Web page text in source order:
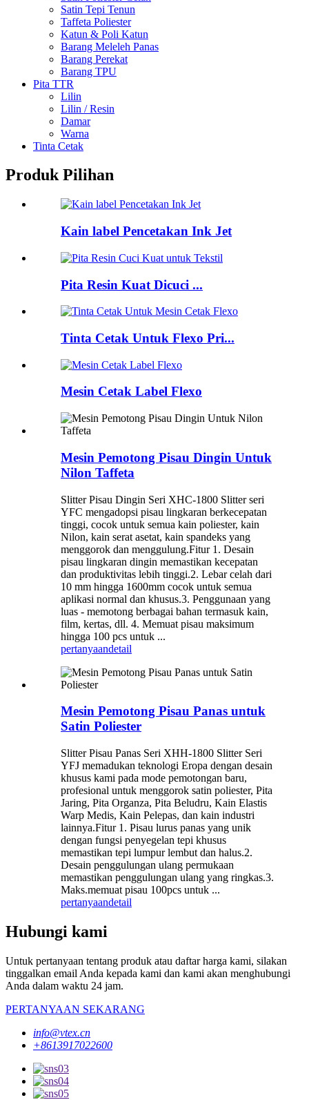
Satin Tepi Tenun
Taffeta Poliester
Katun & Poli Katun
Barang Meleleh Panas
Barang Perekat
Barang TPU
Pita TTR
Lilin
Lilin / Resin
Damar
Warna
Tinta Cetak
Produk Pilihan
Kain label Pencetakan Ink Jet
Pita Resin Kuat Dicuci ...
Tinta Cetak Untuk Flexo Pri...
Mesin Cetak Label Flexo
Mesin Pemotong Pisau Dingin Untuk
Nilon Taffeta
Slitter Pisau Dingin Seri XHC-1800 Slitter seri
YFC mengadopsi pisau lingkaran berkecepatan
tinggi, cocok untuk semua kain poliester, kain
Nilon, kain serat asetat, kain spandeks yang
menggorok dan menggulung.Fitur 1. Desain
pisau lingkaran dingin memastikan kecepatan
dan produktivitas lebih tinggi.2. Lebar celah dari
10 mm hingga 1600mm cocok untuk semua
aplikasi normal dan khusus.3. Penggunaan yang
luas - memotong berbagai bahan termasuk kain,
film, kertas, dll. 4. Memuat pisau maksimum
hingga 100 pcs untuk ...
pertanyaandetail
Mesin Pemotong Pisau Panas untuk
Satin Poliester
Slitter Pisau Panas Seri XHH-1800 Slitter Seri
YFJ memadukan teknologi Eropa dengan desain
khusus kami pada mode pemotongan baru,
profesional untuk menggorok satin poliester, Pita
Jaring, Pita Organza, Pita Beludru, Kain Elastis
Warp Medis, Kain Pelepas, dan kain industri
lainnya.Fitur 1. Pisau lurus panas yang unik
dengan fungsi penyegelan tepi khusus
memastikan tepi lumpur lembut dan halus.2.
Desain penggulungan ulang permukaan
memastikan penggulungan ulang yang ringkas.3.
Maks.memuat pisau 100pcs untuk ...
pertanyaandetail
Hubungi kami
Untuk pertanyaan tentang produk atau daftar harga kami, silakan
tinggalkan email Anda kepada kami dan kami akan menghubungi
Anda dalam waktu 24 jam.
PERTANYAAN SEKARANG
info@vtex.cn
+8613917022600